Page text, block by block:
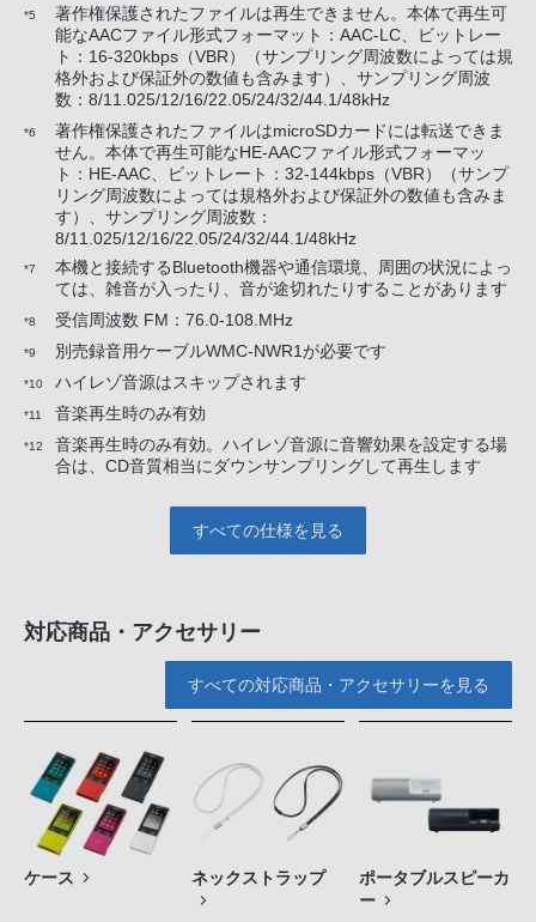
*5
著作権保護されたファイルは再生できません。本体で再生可
能なAACファイル形式フォーマット：AAC-LC、ビットレー
ト：16-320kbps（VBR）（サンプリング周波数によっては規
格外および保証外の数値も含みます）、サンプリング周波
数：8/11.025/12/16/22.05/24/32/44.1/48kHz
*6
著作権保護されたファイルはmicroSDカードには転送できま
せん。本体で再生可能なHE-AACファイル形式フォーマッ
ト：HE-AAC、ビットレート：32-144kbps（VBR）（サンプ
リング周波数によっては規格外および保証外の数値も含みま
す）、サンプリング周波数：
8/11.025/12/16/22.05/24/32/44.1/48kHz
*7
本機と接続するBluetooth機器や通信環境、周囲の状況によっ
ては、雑音が入ったり、音が途切れたりすることがあります
*8 受信周波数 FM：76.0-108.MHz
*9 別売録音用ケーブルWMC-NWR1が必要です
*10 ハイレゾ音源はスキップされます
*11 音楽再生時のみ有効
*12
音楽再生時のみ有効。ハイレゾ音源に音響効果を設定する場
合は、CD音質相当にダウンサンプリングして再生します
すべての仕様を見る
対応商品・アクセサリー
すべての対応商品・アクセサリーを見る
ケース ネックストラップ
ポータブルスピーカ
ー